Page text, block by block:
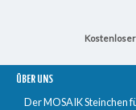
ÜBER UNS
Der MOSAIK Steinchen